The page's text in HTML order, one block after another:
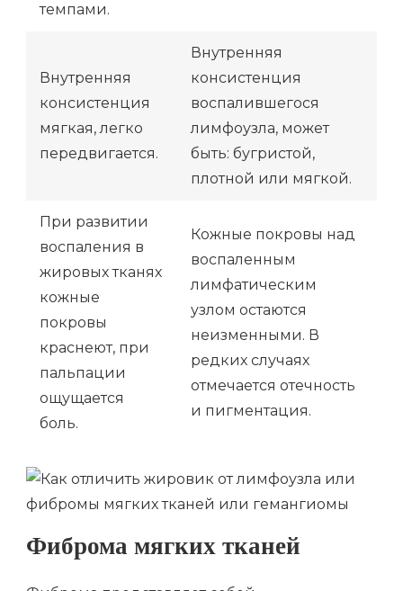
темпами.
Внутренняя
консистенция
мягкая, легко
передвигается.
Внутренняя
консистенция
воспалившегося
лимфоузла, может
быть: бугристой,
плотной или мягкой.
При развитии
воспаления в
жировых тканях
кожные
покровы
краснеют, при
пальпации
ощущается
боль.
Кожные покровы над
воспаленным
лимфатическим
узлом остаются
неизменными. В
редких случаях
отмечается отечность
и пигментация.
Фиброма мягких тканей